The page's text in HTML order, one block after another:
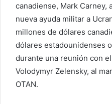
u
n
c
o
r
canadiense, Mark Carney,
nueva ayuda militar a
millones de dólares
dólares estadounidenses
durante una reunión con
Volodymyr Zelensky, al
OTAN.